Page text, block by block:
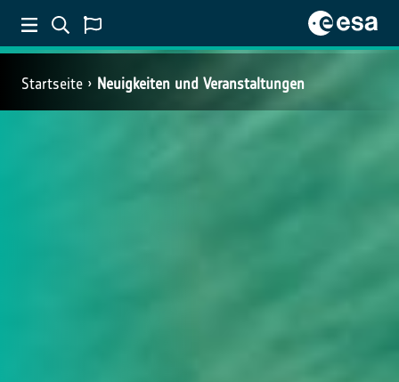
Startseite Neuigkeiten und Veranstaltungen